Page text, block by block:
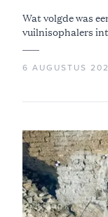
Wat volgde was
vuilnisophalers
6 AUGUSTUS